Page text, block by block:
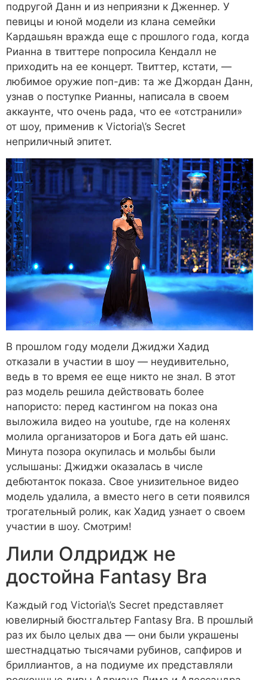
подругой Данн и из неприязни к Дженнер. У
певицы и юной модели из клана семейки
Кардашьян вражда еще с прошлого года, когда
Рианна в твиттере попросила Кендалл не
приходить на ее концерт. Твиттер, кстати, ―
любимое оружие поп-див: та же Джордан Данн,
узнав о поступке Рианны, написала в своем
аккаунте, что очень рада, что ее «отстранили»
от шоу, применив к Victoria\’s Secret
неприличный эпитет.
В прошлом году модели Джиджи Хадид
отказали в участии в шоу ― неудивительно,
ведь в то время ее еще никто не знал. В этот
раз модель решила действовать более
напористо: перед кастингом на показ она
выложила видео на youtube, где на коленях
молила организаторов и Бога дать ей шанс.
Минута позора окупилась и мольбы были
услышаны: Джиджи оказалась в числе
дебютанток показа. Свое унизительное видео
модель удалила, а вместо него в сети появился
трогательный ролик, как Хадид узнает о своем
участии в шоу. Смотрим!
Лили Олдридж не
достойна Fantasy Bra
Каждый год Victoria\’s Secret представляет
ювелирный бюстгальтер Fantasy Bra. В прошлый
раз их было целых два ― они были украшены
шестнадцатью тысячами рубинов, сапфиров и
бриллиантов, а на подиуме их представляли